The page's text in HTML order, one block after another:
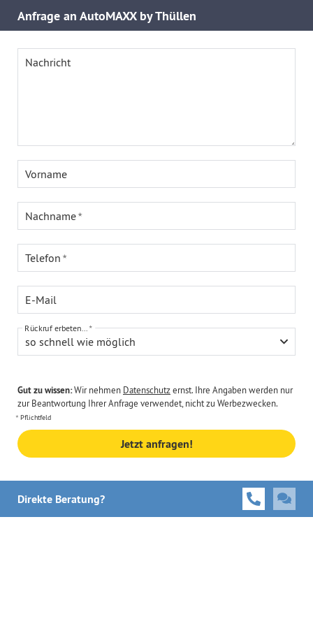
Anfrage an AutoMAXX by Thüllen
Nachricht
Vorname
Nachname
Telefon
E-Mail
so schnell wie möglich
Rückruf erbeten...
Gut zu wissen:Wir nehmen Datenschutzernst. Ihre Angaben werden nur
zur Beantwortung Ihrer Anfrage verwendet, nicht zu Werbezwecken.
Pflichtfeld
Jetzt anfragen!
Direkte Beratung?